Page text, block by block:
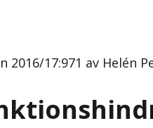
17:971 av Helén